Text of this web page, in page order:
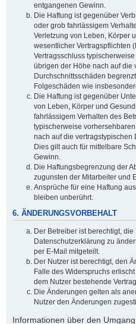
entgangenen Gewinn.
Die Haftung ist gegenüber
oder grob fahrlässigem
Verletzung von Leben, Körper
wesentlicher Vertragspflichten
Vertragsschluss
übrigen der Höhe nach auf die
Durchschnittsschäden
Folgeschäden wie
Die Haftung ist gegenüber
von Leben, Körper und
fahrlässigem Verhalten des
typischerweise
nach auf die vertragstypischen
Dies gilt auch für mittelbare
Gewinn.
Die Haftungsbegrenzung der
zugunsten der Mitarbeiter und
Ansprüche für eine Haftung
bleiben unberührt.
6. ÄNDERUNGSVORBEHALT
Der Betreiber ist berechtigt,
Datenschutzerklärung zu
per E-Mail mitgeteilt.
Der Nutzer ist berechtigt, den
Falle des Widerspruchs
dem Nutzer bestehende
Die Änderungen gelten als
Nutzer den Änderungen
Informationen über den